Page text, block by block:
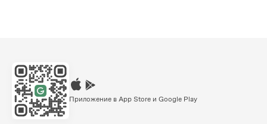
Приложение в App Store и Google Play